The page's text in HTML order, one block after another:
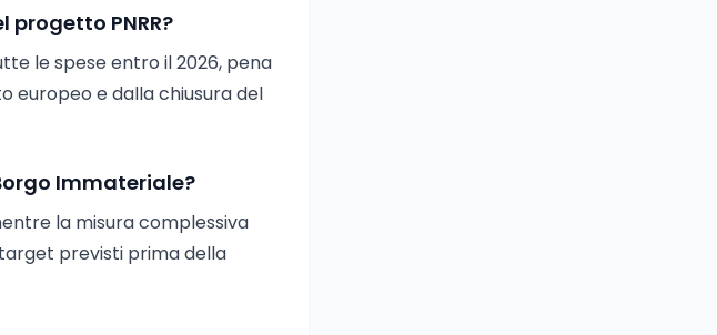
PNRR?
le spese entro il 2026, pena
europeo e dalla chiusura del
Immateriale?
la misura complessiva
previsti prima della